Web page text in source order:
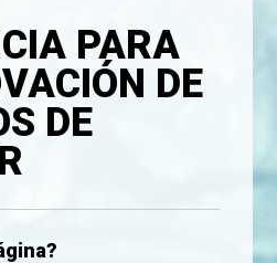
PARA
DE
DE